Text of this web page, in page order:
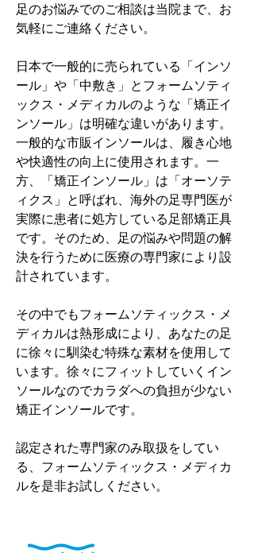
足のお悩みでのご相談は当院まで、お
気軽にご連絡ください。
日本で一般的に売られている「インソ
ール」や「中敷き」とフォームソティ
ックス・メディカルのような「矯正イ
ンソール」は明確な違いがあります。
一般的な市販インソールは、履き心地
や快適性の向上に使用されます。一
方、「矯正インソール」は「オーソテ
ィクス」と呼ばれ、海外の足専門医が
実際に患者に処方している足部矯正具
です。そのため、足の悩みや問題の解
決を行うために医療の専門家により設
計されています。
その中でもフォームソティックス・メ
ディカルは熱形成により、あなたの足
に徐々に馴染む特殊な素材を使用して
います。徐々にフィットしていくイン
ソールなのでカラダへの負担が少ない
矯正インソールです。
認定された専門家のみ取扱をしてい
る、フォームソティックス・メディカ
ルを是非お試しください。